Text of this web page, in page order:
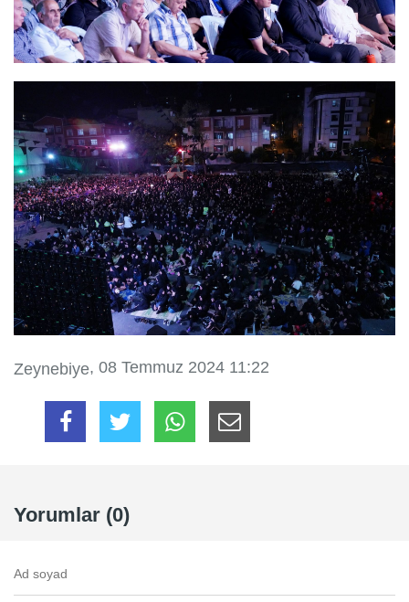
Zeynebiye, 08 Temmuz 2024 11:22
Yorumlar (0)